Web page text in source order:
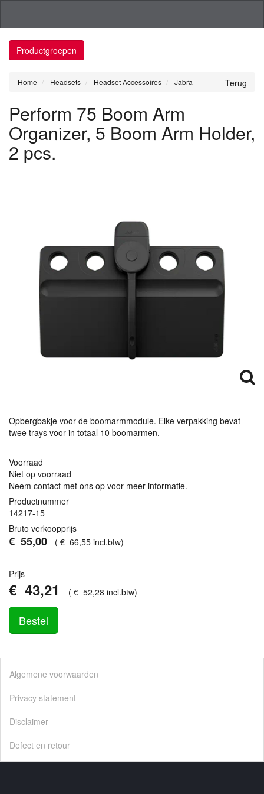
Productgroepen
Terug
Home Headsets Headset Accessoires Jabra
Perform 75 Boom Arm
Organizer, 5 Boom Arm Holder,
2 pcs.
Opbergbakje voor de boomarmmodule. Elke verpakking bevat
twee trays voor in totaal 10 boomarmen.
Voorraad
Niet op voorraad
Neem contact met ons op voor meer informatie.
Productnummer
14217-15
Bruto verkoopprijs
€ 55,00 ( € 66,55 incl.btw)
Prijs
€ 43,21 ( € 52,28 incl.btw)
Bestel
Algemene voorwaarden
Privacy statement
Disclaimer
Defect en retour